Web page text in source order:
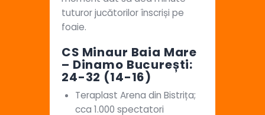
tuturor jucătorilor înscriși pe
foaie.
CS Minaur Baia Mare
– Dinamo București:
24-32 (14-16)
Teraplast Arena din Bistrița;
cca 1.000 spectatori